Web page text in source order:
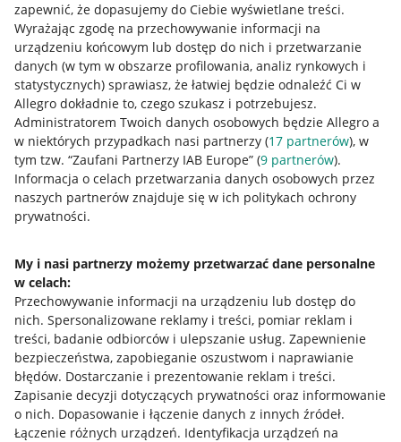
zapewnić, że dopasujemy do Ciebie wyświetlane treści.
Wyrażając zgodę na przechowywanie informacji na
urządzeniu końcowym lub dostęp do nich i przetwarzanie
danych (w tym w obszarze profilowania, analiz rynkowych i
statystycznych) sprawiasz, że łatwiej będzie odnaleźć Ci w
Allegro dokładnie to, czego szukasz i potrzebujesz.
Administratorem Twoich danych osobowych będzie Allegro a
w niektórych przypadkach nasi partnerzy (17 partnerów), w
tym tzw. “Zaufani Partnerzy IAB Europe” (9 partnerów).
Informacja o celach przetwarzania danych osobowych przez
naszych partnerów znajduje się w ich politykach ochrony
prywatności.
My i nasi partnerzy możemy przetwarzać dane personalne
w celach:
Przechowywanie informacji na urządzeniu lub dostęp do
nich. Spersonalizowane reklamy i treści, pomiar reklam i
treści, badanie odbiorców i ulepszanie usług. Zapewnienie
bezpieczeństwa, zapobieganie oszustwom i naprawianie
błędów. Dostarczanie i prezentowanie reklam i treści.
Zapisanie decyzji dotyczących prywatności oraz informowanie
o nich. Dopasowanie i łączenie danych z innych źródeł.
Łączenie różnych urządzeń. Identyfikacja urządzeń na
Przydatne informacje
Jak to działa
Allegro Gadane dla sprzedających
Allegro Gadane dla kupujących
Mapa miejscowości
Informacje prawne
Regulamin